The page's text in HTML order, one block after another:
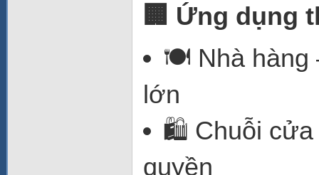
🏢 Ứng dụng
🍽️ Nhà hàng
lớn
🛍️ Chuỗi cửa
quyền